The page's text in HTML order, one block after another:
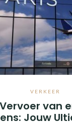
VERKEER
van
Jouw